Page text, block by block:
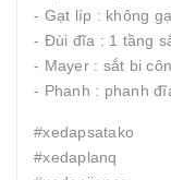
- Gạt líp : không
- Đùi đĩa : 1 tầng
- Mayer : sắt bi
- Phanh : phanh
#xedapsatako
#xedaplanq